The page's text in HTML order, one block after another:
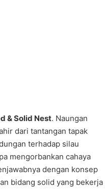
& Solid Nest. Naungan
dari tantangan tapak
terhadap silau
mengorbankan cahaya
dengan konsep
bidang solid yang bekerja